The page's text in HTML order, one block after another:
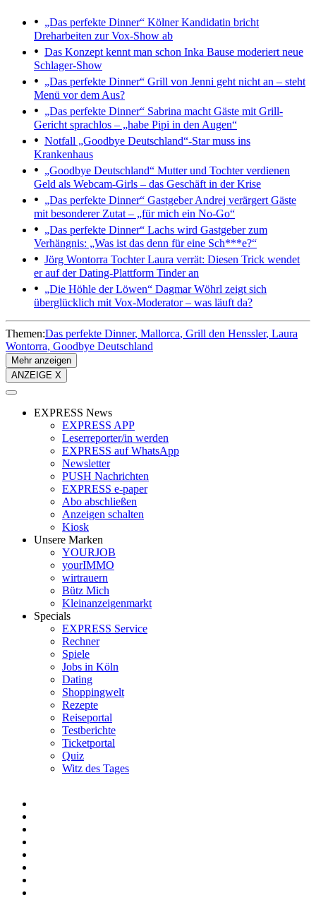
„Das perfekte Dinner“ Kölner Kandidatin bricht
Dreharbeiten zur Vox-Show ab
Das Konzept kennt man schon Inka Bause moderiert neue
Schlager-Show
„Das perfekte Dinner“ Grill von Jenni geht nicht an – steht
Menü vor dem Aus?
„Das perfekte Dinner“ Sabrina macht Gäste mit Grill-
Gericht sprachlos – „habe Pipi in den Augen“
Notfall „Goodbye Deutschland“-Star muss ins
Krankenhaus
„Goodbye Deutschland“ Mutter und Tochter verdienen
Geld als Webcam-Girls – das Geschäft in der Krise
„Das perfekte Dinner“ Gastgeber Andrej verärgert Gäste
mit besonderer Zutat – „für mich ein No-Go“
„Das perfekte Dinner“ Lachs wird Gastgeber zum
Verhängnis: „Was ist das denn für eine Sch***e?“
Jörg Wontorra Tochter Laura verrät: Diesen Trick wendet
er auf der Dating-Plattform Tinder an
„Die Höhle der Löwen“ Dagmar Wöhrl zeigt sich
überglücklich mit Vox-Moderator – was läuft da?
Themen:Das perfekte Dinner Mallorca Grill den Henssler Laura
Wontorra Goodbye Deutschland
Mehr anzeigen
ANZEIGE X
EXPRESS News
EXPRESS APP
Leserreporter/in werden
EXPRESS auf WhatsApp
Newsletter
PUSH Nachrichten
EXPRESS e-paper
Abo abschließen
Anzeigen schalten
Kiosk
Unsere Marken
YOURJOB
yourIMMO
wirtrauern
Bütz Mich
Kleinanzeigenmarkt
Specials
EXPRESS Service
Rechner
Spiele
Jobs in Köln
Dating
Shoppingwelt
Rezepte
Reiseportal
Testberichte
Ticketportal
Quiz
Witz des Tages